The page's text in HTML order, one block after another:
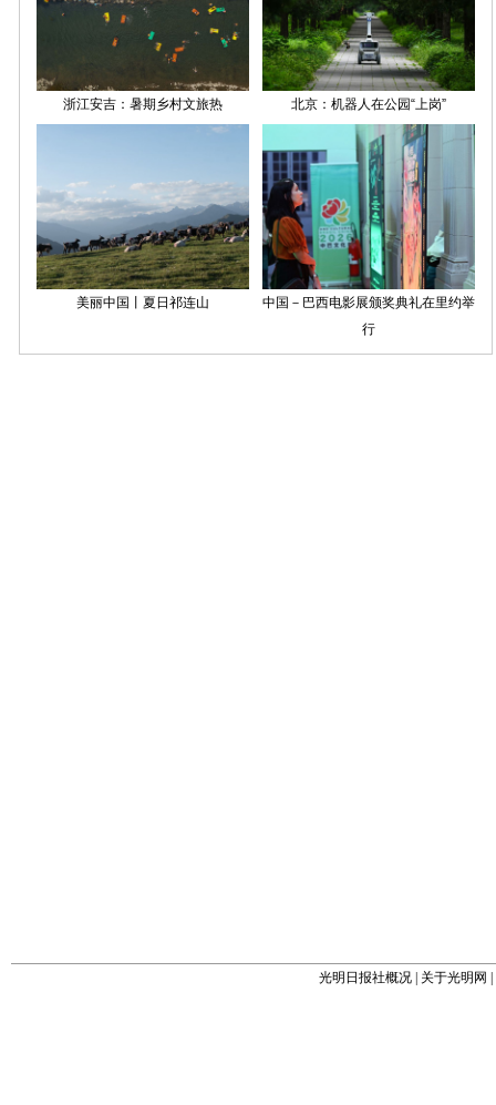
光明日报社概况 关于光明网